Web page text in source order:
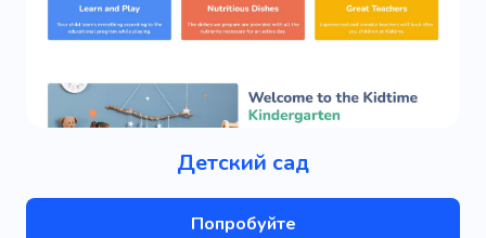
Детский сад
Попробуйте